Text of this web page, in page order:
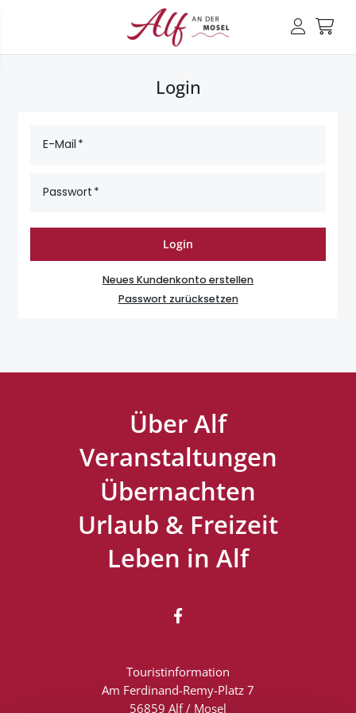
Login
E-Mail
Passwort
Login
Neues Kundenkonto erstellen
Passwort zurücksetzen
Über Alf
Veranstaltungen
Übernachten
Urlaub & Freizeit
Leben in Alf

Touristinformation
Am Ferdinand-Remy-Platz 7
56859 Alf / Mosel